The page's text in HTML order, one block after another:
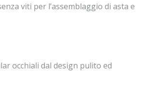
viti per l’assemblaggio di asta e
occhiali dal design pulito ed